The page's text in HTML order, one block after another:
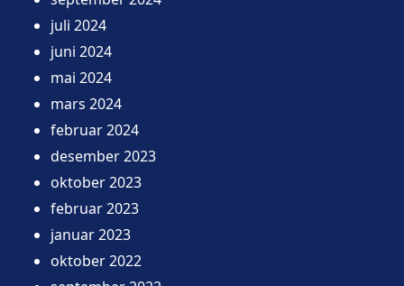
juli 2024
juni 2024
mai 2024
mars 2024
februar 2024
desember 2023
oktober 2023
februar 2023
januar 2023
oktober 2022